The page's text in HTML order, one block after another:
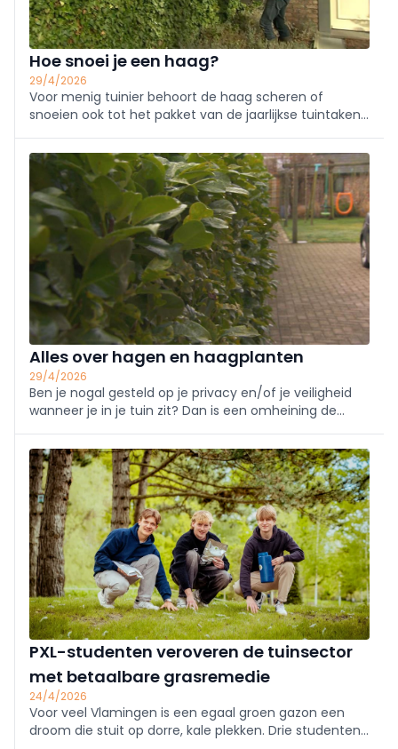
Hoe snoei je een haag?
29/4/2026
Voor menig tuinier behoort de haag scheren of
snoeien ook tot het pakket van de jaarlijkse tuintaken.
geven enkele algemene en soortspecifieke tips voor
een haag in topvorm!
Alles over hagen en haagplanten
29/4/2026
Ben je nogal gesteld op je privacy en/of je veiligheid
wanneer je in je tuin zit? Dan is een omheining de
uitstraling, dan zijn haagplanten een betere keuze.
PXL-studenten veroveren de tuinsector
met betaalbare grasremedie
24/4/2026
Voor veel Vlamingen is een egaal groen gazon een
droom die stuit op dorre, kale plekken. Drie studenten